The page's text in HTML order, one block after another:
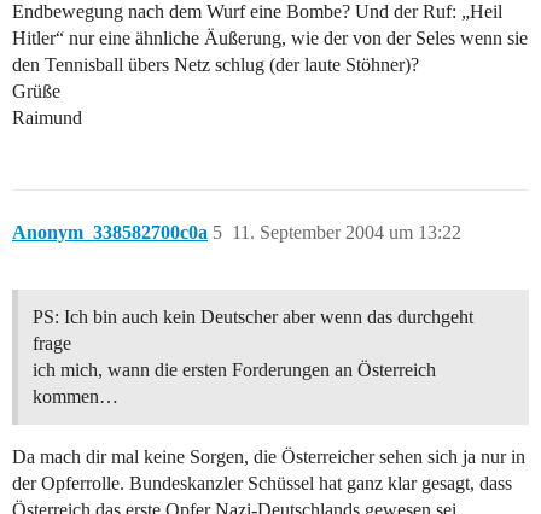
Endbewegung nach dem Wurf eine Bombe? Und der Ruf: „Heil
Hitler“ nur eine ähnliche Äußerung, wie der von der Seles wenn sie
den Tennisball übers Netz schlug (der laute Stöhner)?
Grüße
Raimund
Anonym_338582700c0a 11. September 2004 um 13:22
5
PS: Ich bin auch kein Deutscher aber wenn das durchgeht
frage
ich mich, wann die ersten Forderungen an Österreich
kommen…
Da mach dir mal keine Sorgen, die Österreicher sehen sich ja nur in
der Opferrolle. Bundeskanzler Schüssel hat ganz klar gesagt, dass
Österreich das erste Opfer Nazi-Deutschlands gewesen sei.